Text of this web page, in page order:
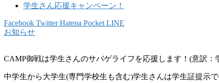
学生さん応援キャンペーン！
Facebook TwitterHatena Pocket LINE
お知らせ
CAMP御戦は学生さんのサバゲライフを応援します！(意訳
中学生から大学生(専門学校生も含む)学生さんは学生証提示で